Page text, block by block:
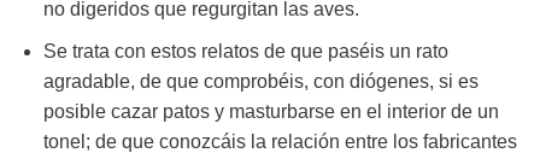
no digeridos que regurgitan las aves.
Se trata con estos relatos de que paséis un rato
agradable, de que comprobéis, con diógenes, si es
posible cazar patos y masturbarse en el interior de un
tonel; de que conozcáis la relación entre los fabricantes